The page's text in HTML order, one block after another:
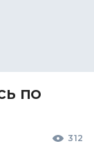
по
312